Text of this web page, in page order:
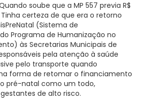
soube que a MP 557 previa R$
certeza de que era o retorno
(Sistema de
Programa de Humanização no
às Secretarias Municipais de
pela atenção à saúde
pelo transporte quando
forma de retomar o financiamento
pré-natal como um todo,
de alto risco.